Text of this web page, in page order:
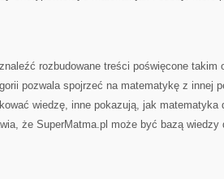
rozbudowane treści poświęcone takim
pozwala spojrzeć na matematykę z innej
wiedzę, inne pokazują, jak matematyka
że SuperMatma.pl może być bazą wiedzy